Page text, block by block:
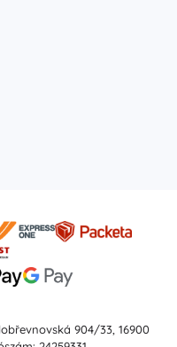
904/33, 16900